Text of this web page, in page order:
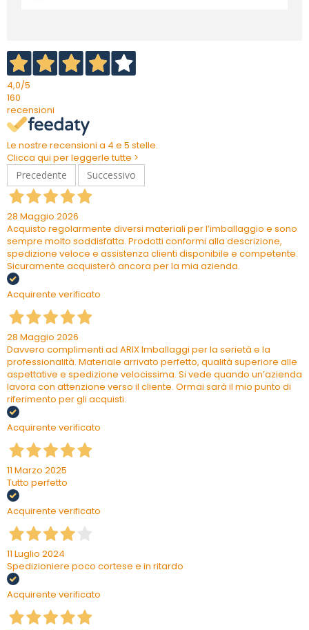
4,0/5
160
recensioni
Le nostre recensioni a 4 e 5 stelle.
Clicca qui per leggerle tutte >
Precedente
Successivo
28 Maggio 2026
Acquisto regolarmente diversi materiali per l’imballaggio e sono
sempre molto soddisfatta. Prodotti conformi alla descrizione,
spedizione veloce e assistenza clienti disponibile e competente.
Sicuramente acquisterò ancora per la mia azienda.
Acquirente verificato
28 Maggio 2026
Davvero complimenti ad ARIX Imballaggi per la serietà e la
professionalità. Materiale arrivato perfetto, qualità superiore alle
aspettative e spedizione velocissima. Si vede quando un’azienda
lavora con attenzione verso il cliente. Ormai sarà il mio punto di
riferimento per gli acquisti.
Acquirente verificato
11 Marzo 2025
Tutto perfetto
Acquirente verificato
11 Luglio 2024
Spedizioniere poco cortese e in ritardo
Acquirente verificato